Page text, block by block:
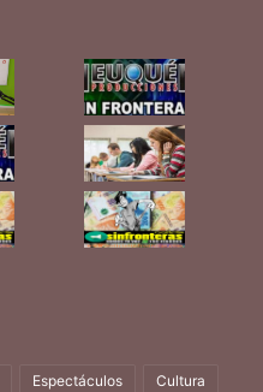
Espectáculos Cultura